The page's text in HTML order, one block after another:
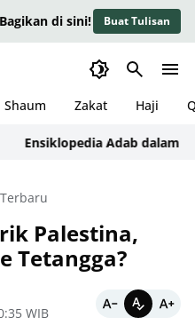
di sini! Buat Tulisan
Shaum Zakat Haji
Ensiklopedia Adab dalam
Terbaru
Palestina,
Tetangga?
WIB